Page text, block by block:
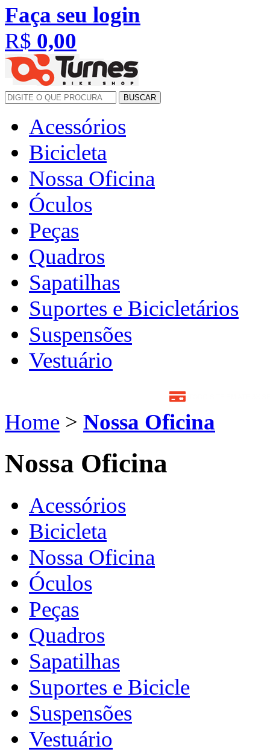
Faça seu login
R$ 0,00
BUSCAR
Acessórios
Bicicleta
Nossa Oficina
Óculos
Peças
Quadros
Sapatilhas
Suportes e Bicicletários
Suspensões
Vestuário
Home > Nossa Oficina
Nossa Oficina
Acessórios
Bicicleta
Nossa Oficina
Óculos
Peças
Quadros
Sapatilhas
Suportes e Bicicle
Suspensões
Vestuário